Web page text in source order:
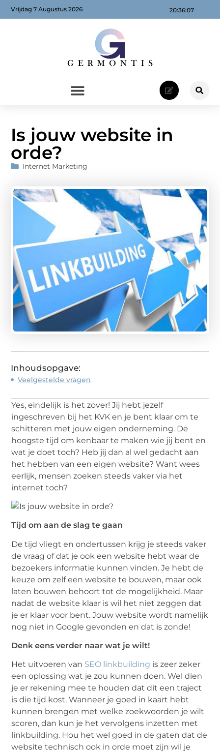
20:36:08
Vrijdag 7 Augustus 2026
Is jouw website in
orde?
Internet Marketing
Inhoudsopgave:
Veelgestelde vragen
Yes, eindelijk is het zover! Jij hebt jezelf
ingeschreven bij het KVK en je bent klaar om te
schitteren met jouw eigen onderneming. De
hoogste tijd om kenbaar te maken wie jij bent en
wat je doet toch? Heb jij dan al wel gedacht aan
het hebben van een eigen website? Want wees
eerlijk, mensen zoeken steeds vaker via het
internet toch?
Tijd om aan de slag te gaan
De tijd vliegt en ondertussen krijg je steeds vaker
de vraag of dat je ook een website hebt waar de
bezoekers informatie kunnen vinden. Je hebt de
keuze om zelf een website te bouwen, maar ook
laten bouwen behoort tot de mogelijkheid. Maar
nadat de website klaar is wil het niet zeggen dat
je er klaar voor bent. Jouw website wordt namelijk
nog niet in Google gevonden en dat is zonde!
Denk eens verder naar wat je wilt!
Het uitvoeren van SEO linkbuilding is zeer zeker
een oplossing wat je zou kunnen doen. Wel dien
je er rekening mee te houden dat dit een traject
is die tijd kost. Wanneer je goed in kaart hebt
kunnen brengen met welke zoekwoorden je wilt
scoren, dan kun je het vervolgens inzetten met
linkbuilding. Hou het wel goed in de gaten dat de
website technisch ook in orde moet zijn wil je